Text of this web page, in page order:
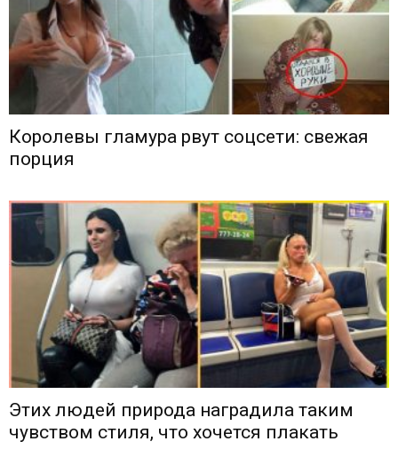
Королевы гламура рвут соцсети: свежая
порция
Этих людей природа наградила таким
чувством стиля, что хочется плакать